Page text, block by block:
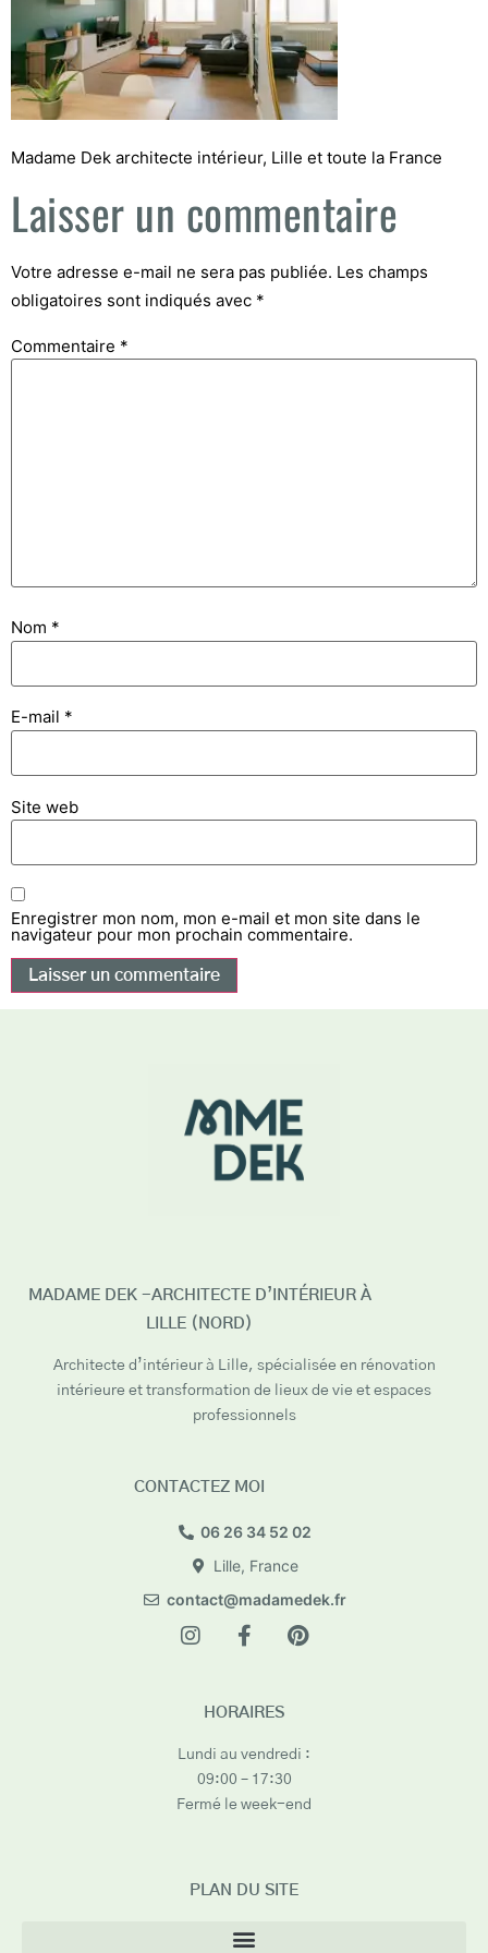
Madame Dek architecte intérieur, Lille et toute la France
Laisser un commentaire
Votre adresse e-mail ne sera pas publiée. Les champs
obligatoires sont indiqués avec *
Commentaire *
Nom *
E-mail *
Site web
Enregistrer mon nom, mon e-mail et mon site dans le
navigateur pour mon prochain commentaire.
MADAME DEK -ARCHITECTE D’INTÉRIEUR À
LILLE (NORD)
Architecte d’intérieur à Lille, spécialisée en rénovation
intérieure et transformation de lieux de vie et espaces
professionnels
CONTACTEZ MOI
06 26 34 52 02
Lille, France
contact@madamedek.fr
HORAIRES
Lundi au vendredi :
09:00 – 17:30
Fermé le week-end
PLAN DU SITE